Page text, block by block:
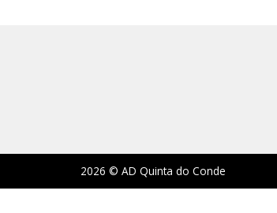
2026 © AD Quinta do Conde